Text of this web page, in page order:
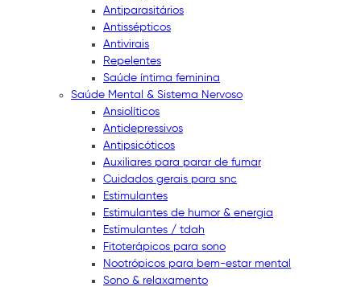
Antiparasitários
Antissépticos
Antivirais
Repelentes
Saúde íntima feminina
Saúde Mental & Sistema Nervoso
Ansiolíticos
Antidepressivos
Antipsicóticos
Auxiliares para parar de fumar
Cuidados gerais para snc
Estimulantes
Estimulantes de humor & energia
Estimulantes / tdah
Fitoterápicos para sono
Nootrópicos para bem-estar mental
Sono & relaxamento